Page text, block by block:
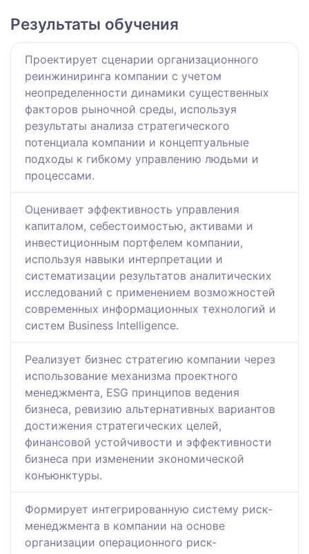
Результаты обучения
Проектирует сценарии организационного
реинжиниринга компании с учетом
неопределенности динамики существенных
факторов рыночной среды, используя
результаты анализа стратегического
потенциала компании и концептуальные
подходы к гибкому управлению людьми и
процессами.
Оценивает эффективность управления
капиталом, себестоимостью, активами и
инвестиционным портфелем компании,
используя навыки интерпретации и
систематизации результатов аналитических
исследований с применением возможностей
современных информационных технологий и
систем Business Intelligence.
Реализует бизнес стратегию компании через
использование механизма проектного
менеджмента, ESG принципов ведения
бизнеса, ревизию альтернативных вариантов
достижения стратегических целей,
финансовой устойчивости и эффективности
бизнеса при изменении экономической
конъюнктуры.
Формирует интегрированную систему риск-
менеджмента в компании на основе
организации операционного риск-